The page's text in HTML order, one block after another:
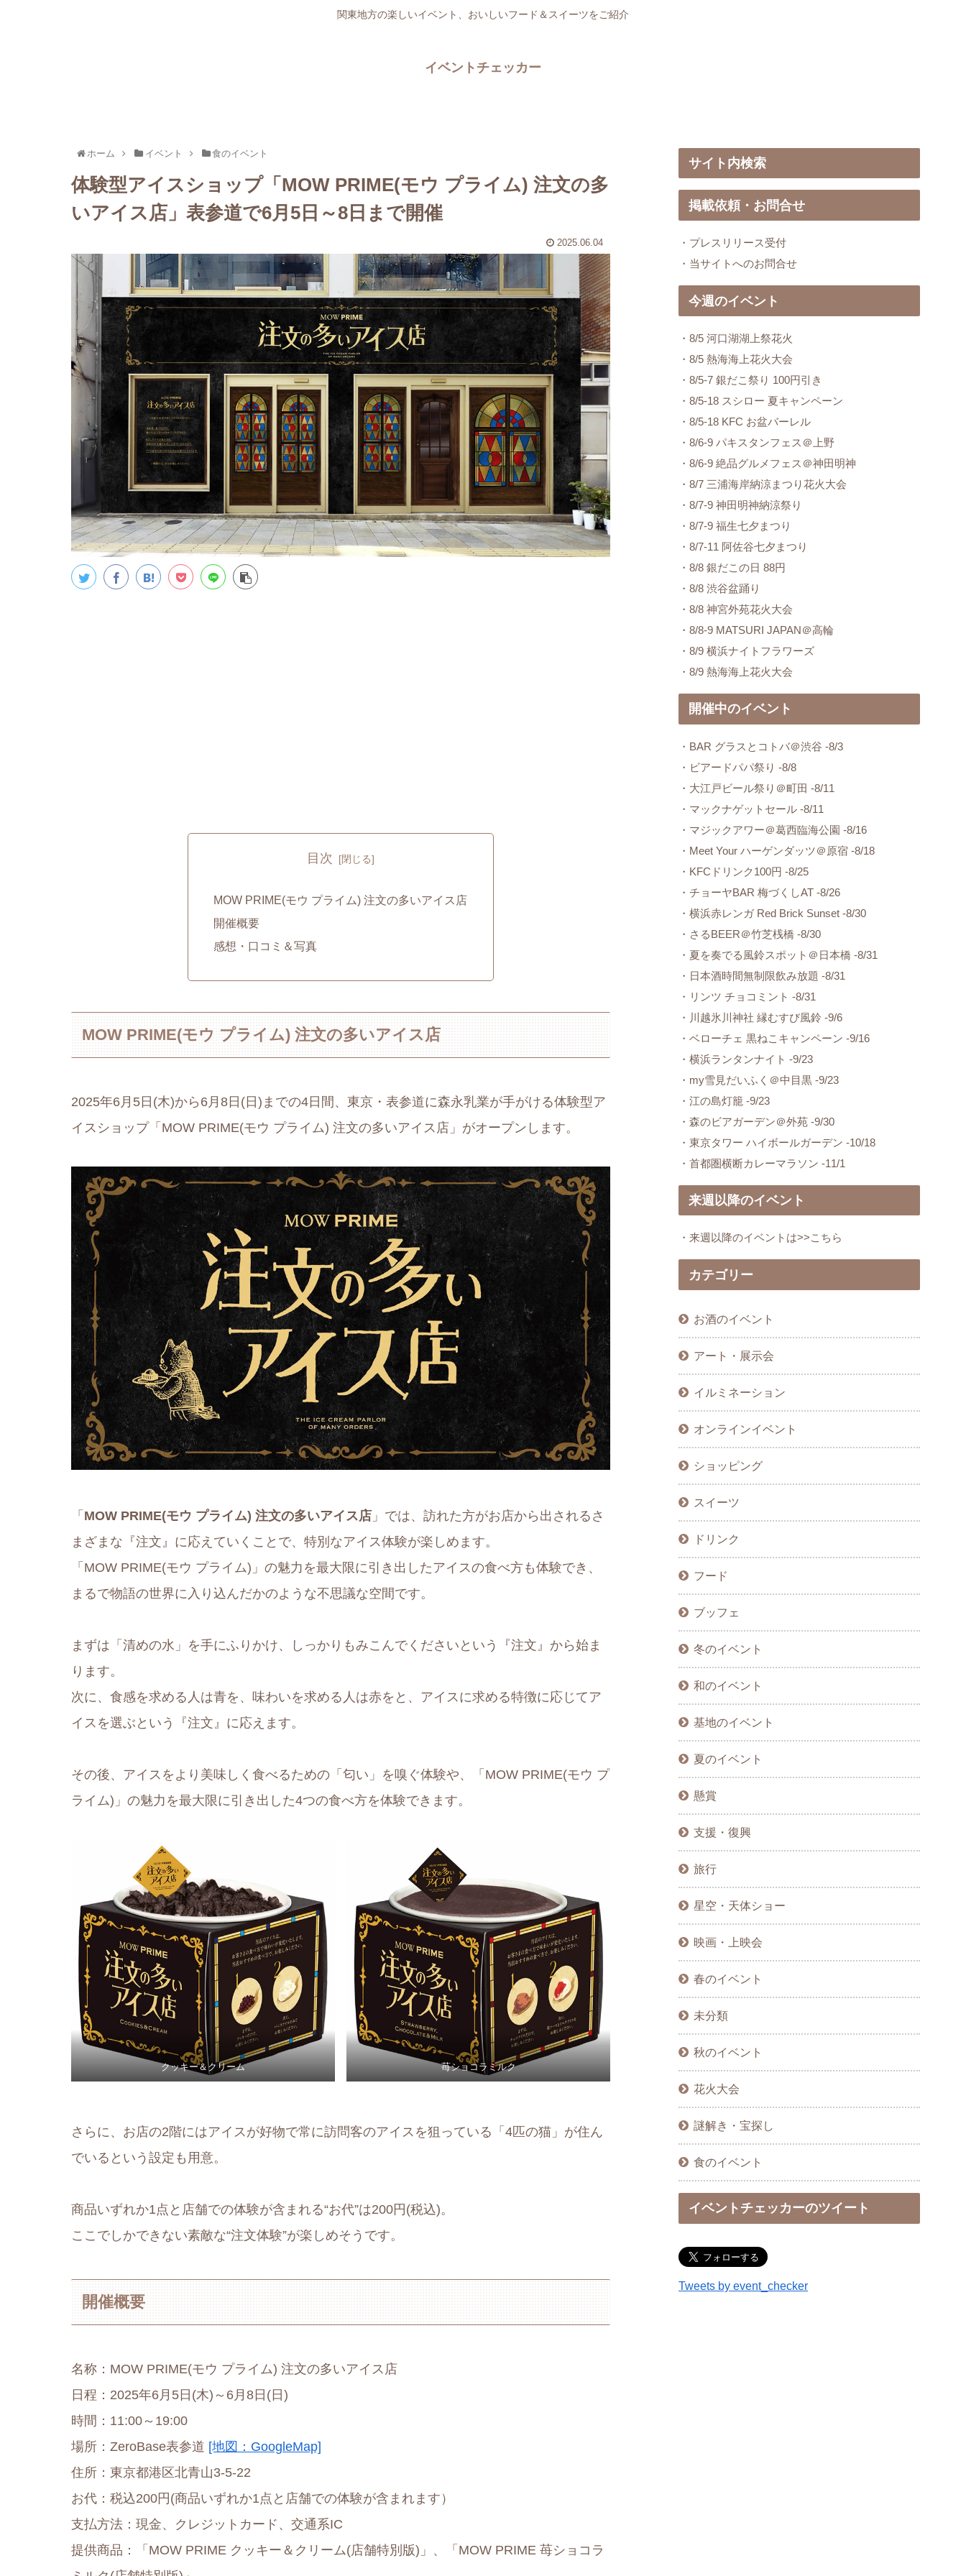
関東地方の楽しいイベント、おいしいフード＆スイーツをご紹介
イベントチェッカー
ホーム イベント 食のイベント
体験型アイスショップ「MOW PRIME(モウ プライム) 注文の多
いアイス店」表参道で6月5日～8日まで開催
2025.06.04
目次
MOW PRIME(モウ プライム) 注文の多いアイス店
開催概要
感想・口コミ＆写真
MOW PRIME(モウ プライム) 注文の多いアイス店
2025年6月5日(木)から6月8日(日)までの4日間、東京・表参道に森永乳業が手がける体験型ア
イスショップ「MOW PRIME(モウ プライム) 注文の多いアイス店」がオープンします。
「 MOW PRIME(モウ プライム) 注文の多いアイス店 」では、訪れた方がお店から出されるさ
まざまな『注文』に応えていくことで、特別なアイス体験が楽しめます。
「MOW PRIME(モウ プライム)」の魅力を最大限に引き出したアイスの食べ方も体験でき、
まるで物語の世界に入り込んだかのような不思議な空間です。
まずは「清めの水」を手にふりかけ、しっかりもみこんでくださいという『注文』から始ま
ります。
次に、食感を求める人は青を、味わいを求める人は赤をと、アイスに求める特徴に応じてア
イスを選ぶという『注文』に応えます。
その後、アイスをより美味しく食べるための「匂い」を嗅ぐ体験や、「MOW PRIME(モウ プ
ライム)」の魅力を最大限に引き出した4つの食べ方を体験できます。
クッキー＆クリーム 苺ショコラミルク
さらに、お店の2階にはアイスが好物で常に訪問客のアイスを狙っている「4匹の猫」が住ん
でいるという設定も用意。
商品いずれか1点と店舗での体験が含まれる“お代”は200円(税込)。
ここでしかできない素敵な“注文体験”が楽しめそうです。
開催概要
名称：MOW PRIME(モウ プライム) 注文の多いアイス店
日程：2025年6月5日(木)～6月8日(日)
時間：11:00～19:00
場所：ZeroBase表参道 [地図：GoogleMap]
住所：東京都港区北青山3-5-22
お代：税込200円(商品いずれか1点と店舗での体験が含まれます）
支払方法：現金、クレジットカード、交通系IC
提供商品：「MOW PRIME クッキー＆クリーム(店舗特別版)」、「MOW PRIME 苺ショコラ
サイト内検索
掲載依頼・お問合せ
・プレスリリース受付
・当サイトへのお問合せ
今週のイベント
・8/5 河口湖湖上祭花火
・8/5 熱海海上花火大会
・8/5-7 銀だこ祭り 100円引き
・8/5-18 スシロー 夏キャンペーン
・8/5-18 KFC お盆バーレル
・8/6-9 パキスタンフェス＠上野
・8/6-9 絶品グルメフェス＠神田明神
・8/7 三浦海岸納涼まつり花火大会
・8/7-9 神田明神納涼祭り
・8/7-9 福生七夕まつり
・8/7-11 阿佐谷七夕まつり
・8/8 銀だこの日 88円
・8/8 渋谷盆踊り
・8/8 神宮外苑花火大会
・8/8-9 MATSURI JAPAN＠高輪
・8/9 横浜ナイトフラワーズ
・8/9 熱海海上花火大会
開催中のイベント
・BAR グラスとコトバ＠渋谷 -8/3
・ビアードパパ祭り -8/8
・大江戸ビール祭り＠町田 -8/11
・マックナゲットセール -8/11
・マジックアワー＠葛西臨海公園 -8/16
・Meet Your ハーゲンダッツ＠原宿 -8/18
・KFCドリンク100円 -8/25
・チョーヤBAR 梅づくしAT -8/26
・横浜赤レンガ Red Brick Sunset -8/30
・さるBEER＠竹芝桟橋 -8/30
・夏を奏でる風鈴スポット＠日本橋 -8/31
・日本酒時間無制限飲み放題 -8/31
・リンツ チョコミント -8/31
・川越氷川神社 縁むすび風鈴 -9/6
・ベローチェ 黒ねこキャンペーン -9/16
・横浜ランタンナイト -9/23
・my雪見だいふく＠中目黒 -9/23
・江の島灯籠 -9/23
・森のビアガーデン＠外苑 -9/30
・東京タワー ハイボールガーデン -10/18
・首都圏横断カレーマラソン -11/1
来週以降のイベント
・来週以降のイベントは>>こちら
カテゴリー
お酒のイベント
アート・展示会
イルミネーション
オンラインイベント
ショッピング
スイーツ
ドリンク
フード
ブッフェ
冬のイベント
和のイベント
基地のイベント
夏のイベント
懸賞
支援・復興
旅行
星空・天体ショー
映画・上映会
春のイベント
未分類
秋のイベント
花火大会
謎解き・宝探し
食のイベント
イベントチェッカーのツイート
Tweets by event_checker